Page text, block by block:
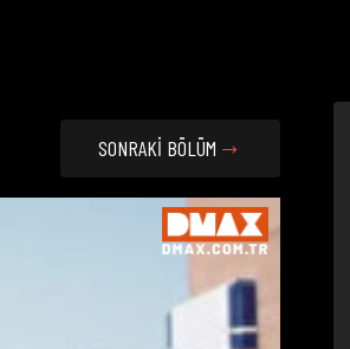
SONRAKİ BÖLÜM